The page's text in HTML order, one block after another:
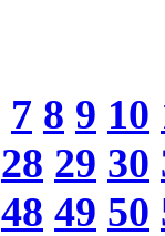
7 8 9 10
28 29 30
48 49 50